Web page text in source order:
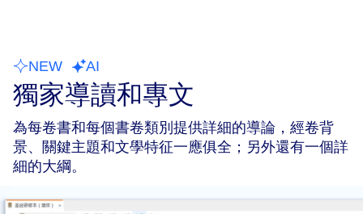
NEW AI
獨家導讀和專文
為每卷書和每個書卷類別提供詳細的導論，經卷背
景、關鍵主題和文學特征一應俱全；另外還有一個詳
細的大綱。